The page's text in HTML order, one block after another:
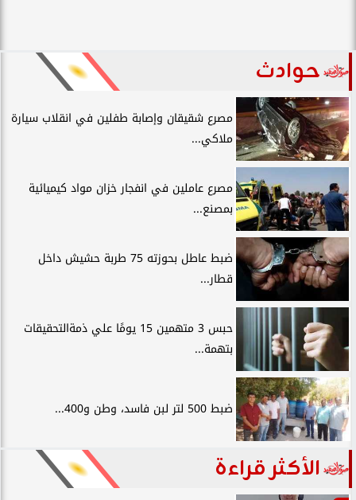
حوادث
مصرع شقيقان وإصابة طفلين في انقلاب سيارة
ملاكي...
مصرع عاملين في انفجار خزان مواد كيميائية
بمصنع...
ضبط عاطل بحوزته 75 طربة حشيش داخل
قطار...
حبس 3 متهمين 15 يومًا علي ذمةالتحقيقات
بتهمة...
ضبط 500 لتر لبن فاسد، وطن و400...
الأكثر قراءة